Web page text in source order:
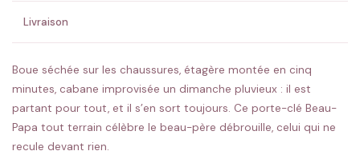
Livraison
Boue séchée sur les chaussures, étagère montée en cinq
minutes, cabane improvisée un dimanche pluvieux : il est
partant pour tout, et il s’en sort toujours. Ce porte-clé Beau-
Papa tout terrain célèbre le beau-père débrouille, celui qui ne
recule devant rien.